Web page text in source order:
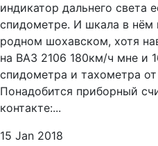
индикатор дальнего света
спидометре. И шкала в нём
родном шохавском, хотя
на ВАЗ 2106 180км/ч мне и
спидометра и тахометра
Понадобится приборный
контакте:...
15 Jan 2018